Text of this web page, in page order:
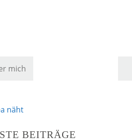
mich
BEITRÄGE